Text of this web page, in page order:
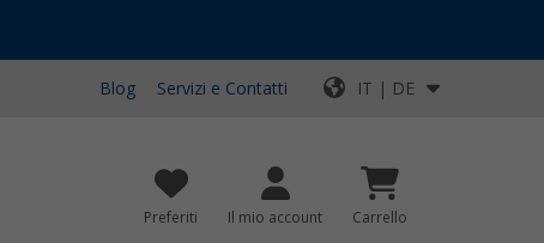
Blog Servizi e Contatti IT | DE
Preferiti Il mio account Carrello